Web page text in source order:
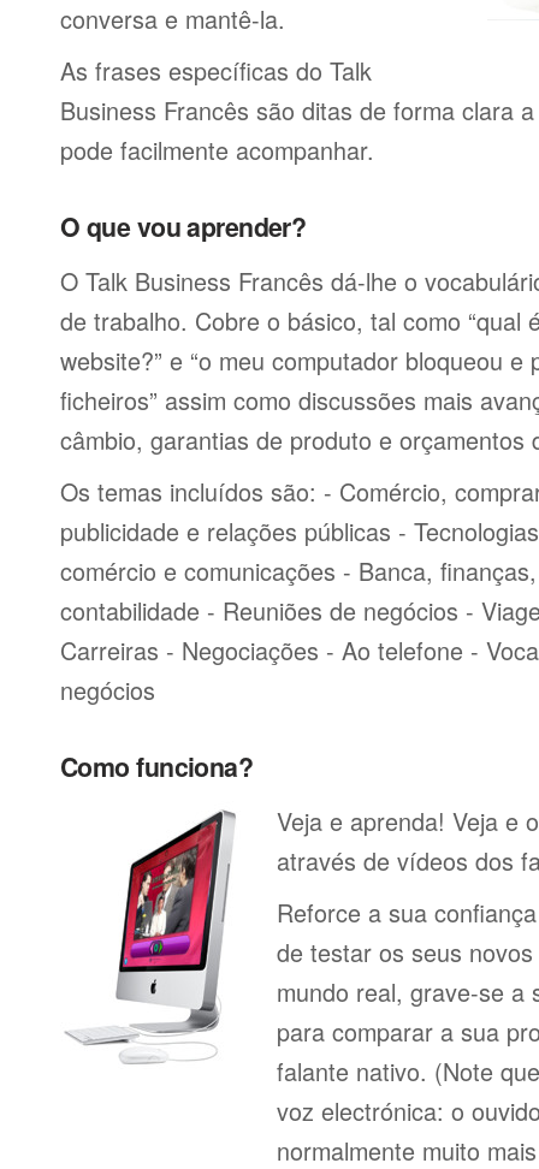
conversa e mantê-la.
As frases específicas do Talk
Business Francês são ditas de forma clara
pode facilmente acompanhar.
O que vou aprender?
O Talk Business Francês dá-lhe o
de trabalho. Cobre o básico, tal como “qual
website?” e “o meu computador bloqueou e
ficheiros” assim como discussões mais
câmbio, garantias de produto e orçamentos
Os temas incluídos são: - Comércio,
publicidade e relações públicas -
comércio e comunicações - Banca,
contabilidade - Reuniões de negócios -
Carreiras - Negociações - Ao telefone -
negócios
Como funciona?
Veja e aprenda! Veja e
através de vídeos dos
Reforce a sua
de testar os seus
mundo real, grave-se a
para comparar a sua
falante nativo. (Note
voz electrónica: o
normalmente muito